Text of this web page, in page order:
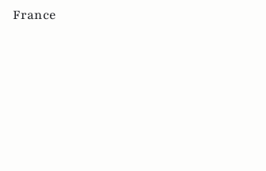
France